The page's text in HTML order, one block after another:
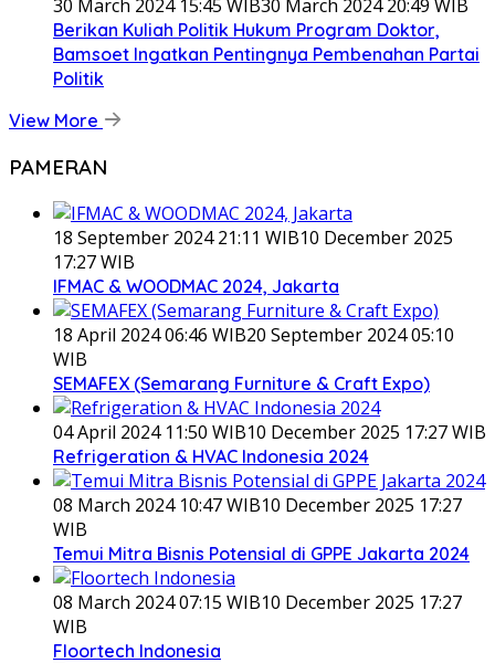
30 March 2024 15:45 WIB30 March 2024 20:49 WIB
Berikan Kuliah Politik Hukum Program Doktor,
Bamsoet Ingatkan Pentingnya Pembenahan Partai
Politik
View More
PAMERAN
18 September 2024 21:11 WIB10 December 2025
17:27 WIB
IFMAC & WOODMAC 2024, Jakarta
18 April 2024 06:46 WIB20 September 2024 05:10
WIB
SEMAFEX (Semarang Furniture & Craft Expo)
04 April 2024 11:50 WIB10 December 2025 17:27 WIB
Refrigeration & HVAC Indonesia 2024
08 March 2024 10:47 WIB10 December 2025 17:27
WIB
Temui Mitra Bisnis Potensial di GPPE Jakarta 2024
08 March 2024 07:15 WIB10 December 2025 17:27
WIB
Floortech Indonesia